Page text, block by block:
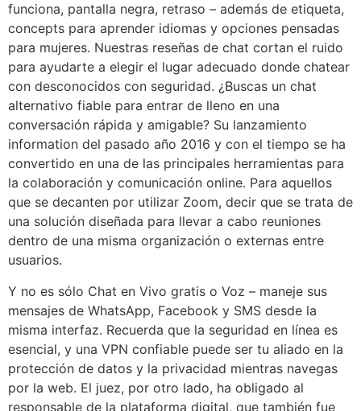
funciona, pantalla negra, retraso – además de etiqueta,
concepts para aprender idiomas y opciones pensadas
para mujeres. Nuestras reseñas de chat cortan el ruido
para ayudarte a elegir el lugar adecuado donde chatear
con desconocidos con seguridad. ¿Buscas un chat
alternativo fiable para entrar de lleno en una
conversación rápida y amigable? Su lanzamiento
information del pasado año 2016 y con el tiempo se ha
convertido en una de las principales herramientas para
la colaboración y comunicación online. Para aquellos
que se decanten por utilizar Zoom, decir que se trata de
una solución diseñada para llevar a cabo reuniones
dentro de una misma organización o externas entre
usuarios.
Y no es sólo Chat en Vivo gratis o Voz – maneje sus
mensajes de WhatsApp, Facebook y SMS desde la
misma interfaz. Recuerda que la seguridad en línea es
esencial, y una VPN confiable puede ser tu aliado en la
protección de datos y la privacidad mientras navegas
por la web. El juez, por otro lado, ha obligado al
responsable de la plataforma digital, que también fue